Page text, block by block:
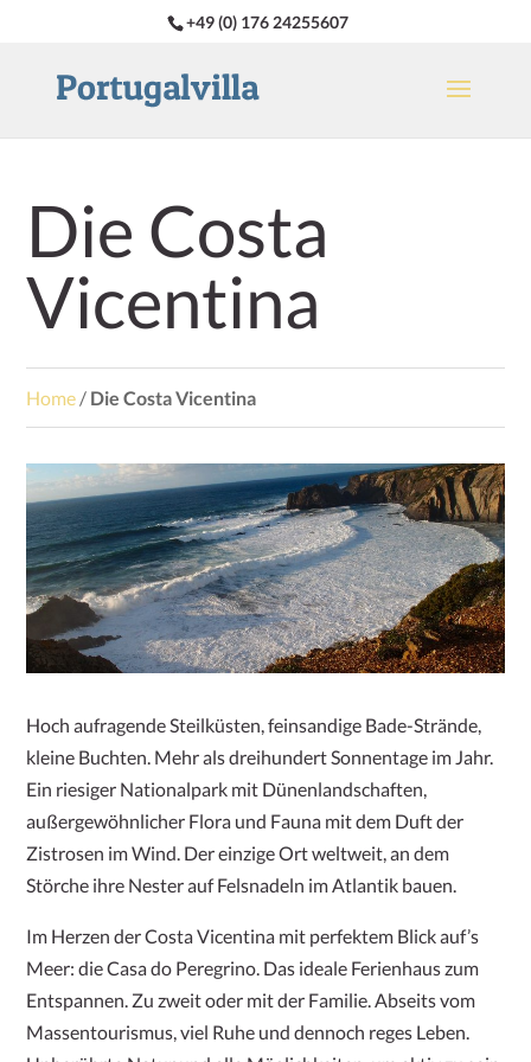
+49 (0) 176 24255607
Die Costa
Vicentina
Home/ Die Costa Vicentina
Hoch aufragende Steilküsten, feinsandige Bade-Strände,
kleine Buchten. Mehr als dreihundert Sonnentage im Jahr.
Ein riesiger Nationalpark mit Dünenlandschaften,
außergewöhnlicher Flora und Fauna mit dem Duft der
Zistrosen im Wind. Der einzige Ort weltweit, an dem
Störche ihre Nester auf Felsnadeln im Atlantik bauen.
Im Herzen der Costa Vicentina mit perfektem Blick auf’s
Meer: die Casa do Peregrino. Das ideale Ferienhaus zum
Entspannen. Zu zweit oder mit der Familie. Abseits vom
Massentourismus, viel Ruhe und dennoch reges Leben.